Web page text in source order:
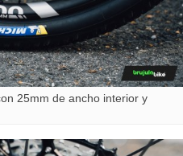
25mm de ancho interior y